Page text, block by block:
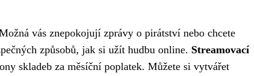
vás znepokojují zprávy o pirátství nebo chcete
způsobů, jak si užít hudbu online. Streamovací
skladeb za měsíční poplatek. Můžete si vytvářet